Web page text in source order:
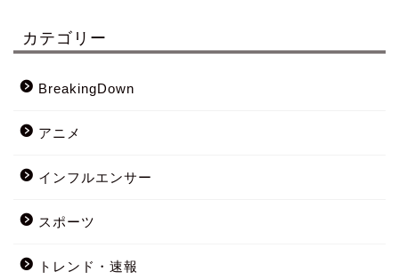
カテゴリー
BreakingDown
アニメ
インフルエンサー
スポーツ
トレンド・速報